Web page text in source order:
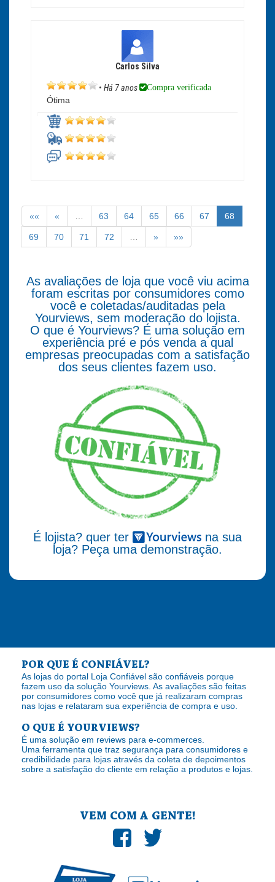
Carlos Silva
• Há 7 anos Compra verificada
Ótima
«« « 63 64 65 66 67 68
69 70 71 72 » »»
As avaliações de loja que você viu acima
foram escritas por consumidores como
você e coletadas/auditadas pela
Yourviews, sem moderação do lojista.
O que é Yourviews? É uma solução em
experiência pré e pós venda a qual
empresas preocupadas com a satisfação
dos seus clientes fazem uso.
É lojista? quer ter
na sua
loja? Peça uma demonstração.
POR QUE É CONFIÁVEL?
As lojas do portal Loja Confiável são confiáveis porque
fazem uso da solução Yourviews. As avaliações são feitas
por consumidores como você que já realizaram compras
nas lojas e relataram sua experiência de compra e uso.
O QUE É YOURVIEWS?
É uma solução em reviews para e-commerces.
Uma ferramenta que traz segurança para consumidores e
credibilidade para lojas através da coleta de depoimentos
sobre a satisfação do cliente em relação a produtos e lojas.
VEM COM A GENTE!